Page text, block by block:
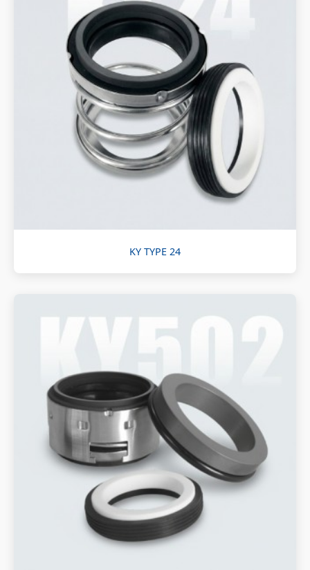
KY TYPE 24